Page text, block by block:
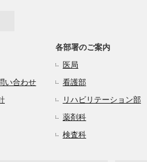
い合わせ
各部署のご案内
医局
看護部
リハビリテーション部
薬剤科
検査科